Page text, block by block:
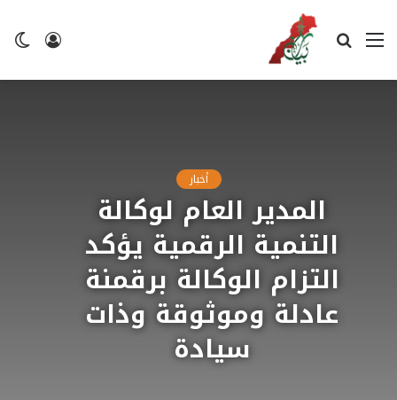
تسجيل
القائمة بحث
أخبار
المدير العام لوكالة
التنمية الرقمية يؤكد
التزام الوكالة برقمنة
عادلة وموثوقة وذات
سيادة